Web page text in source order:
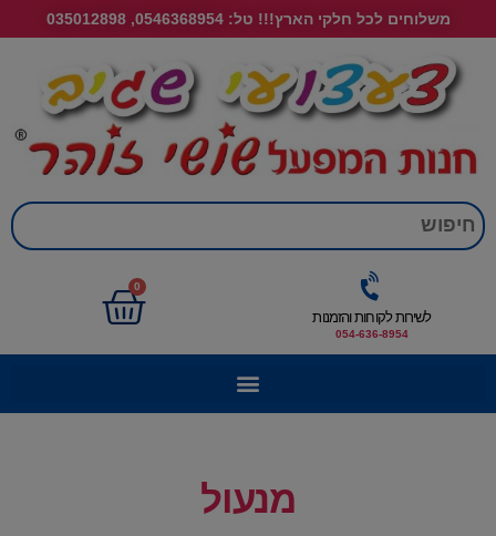
משלוחים לכל חלקי הארץ!!! טל: 0546368954, 035012898
לשירות לקוחות והזמנות
054-636-8954
0
מנעול